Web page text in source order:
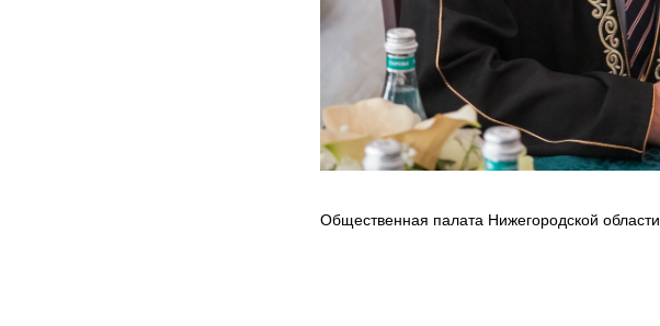
Общественная палата Нижегородской области